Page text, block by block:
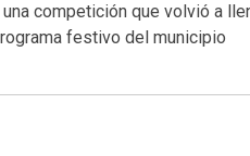
competición que volvió a
festivo del municipio